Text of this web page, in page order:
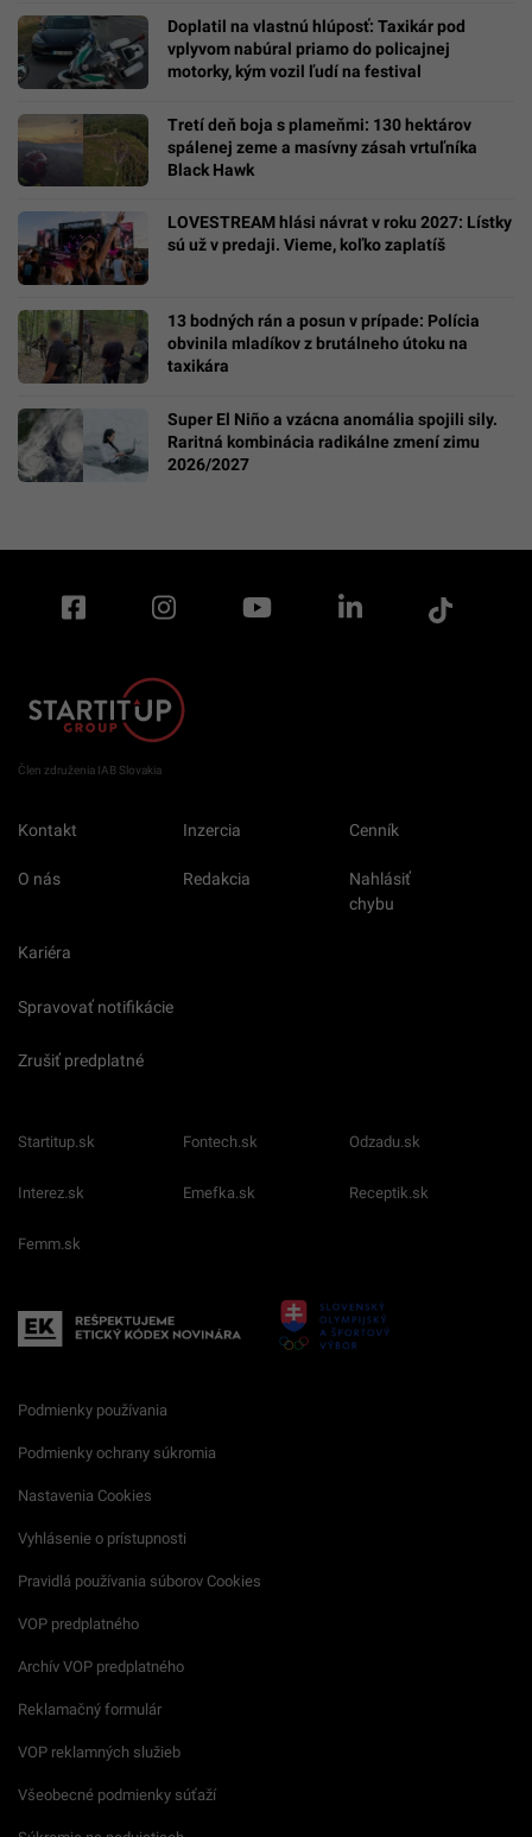
Doplatil na vlastnú hlúposť: Taxikár pod
vplyvom nabúral priamo do policajnej
motorky, kým vozil ľudí na festival
Tretí deň boja s plameňmi: 130 hektárov
spálenej zeme a masívny zásah vrtuľníka
Black Hawk
LOVESTREAM hlási návrat v roku 2027: Lístky
sú už v predaji. Vieme, koľko zaplatíš
13 bodných rán a posun v prípade: Polícia
obvinila mladíkov z brutálneho útoku na
taxikára
Super El Niño a vzácna anomália spojili sily.
Raritná kombinácia radikálne zmení zimu
2026/2027
Člen združenia IAB Slovakia
Kontakt Inzercia Cenník
O nás Redakcia
Nahlásiť
chybu
Kariéra
Spravovať notifikácie
Zrušiť predplatné
Startitup.sk Fontech.sk Odzadu.sk
Interez.sk Emefka.sk Receptik.sk
Femm.sk
Podmienky používania
Podmienky ochrany súkromia
Nastavenia Cookies
Vyhlásenie o prístupnosti
Pravidlá používania súborov Cookies
VOP predplatného
Archív VOP predplatného
Reklamačný formulár
VOP reklamných služieb
Všeobecné podmienky súťaží